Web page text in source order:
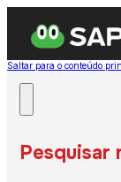
Saltar para o conteúdo
Pesquisar